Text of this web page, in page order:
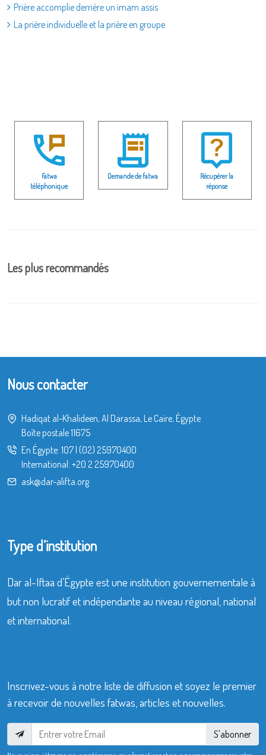
Prière accomplie derrière un imam assis
La prière individuelle et la prière en groupe
Fatwa
téléphonique
Demande de fatwa
Récupérer la
réponse
Les plus recommandés
Nous contacter
Hadiqat al-Khalideen, Al Darassa, Le Caire, Égypte
Boîte postale 11675
En Égypte: 107| (02) 25970400
International: +20 2 25970400
ask@dar-alifta.org
Type d’institution
Dar al-Iftaa d’Égypte est une institution gouvernementale à
but non lucratif et indépendante au niveau régional, national
et international.
Inscrivez-vous à notre liste de diffusion et soyez le premier
à recevoir de nouvelles fatwas, articles et nouvelles.
S'abonner